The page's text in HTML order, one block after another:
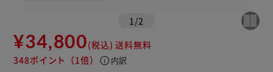
1 /2
¥34,800(税込) 送料無料
348ポイント （1倍） info 内訳